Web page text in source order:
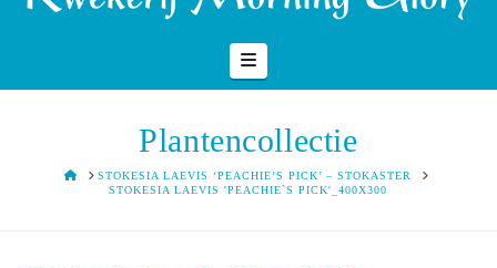
Navigation
Plantencollectie
HOMESTOKESIA LAEVIS ‘PEACHIE’S PICK’ – STOKASTER
STOKESIA LAEVIS 'PEACHIE`S PICK'_400X300